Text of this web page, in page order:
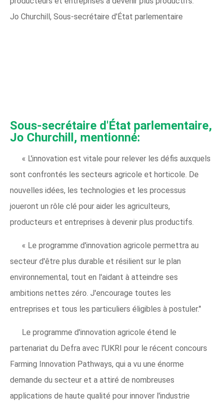
Jo Churchill, Sous-secrétaire d'État parlementaire
Sous-secrétaire d'État parlementaire,
Jo Churchill, mentionné:
« L'innovation est vitale pour relever les défis auxquels
sont confrontés les secteurs agricole et horticole. De
nouvelles idées, les technologies et les processus
joueront un rôle clé pour aider les agriculteurs,
producteurs et entreprises à devenir plus productifs.
« Le programme d'innovation agricole permettra au
secteur d'être plus durable et résilient sur le plan
environnemental, tout en l'aidant à atteindre ses
ambitions nettes zéro. J'encourage toutes les
entreprises et tous les particuliers éligibles à postuler."
Le programme d'innovation agricole étend le
partenariat du Defra avec l'UKRI pour le récent concours
Farming Innovation Pathways, qui a vu une énorme
demande du secteur et a attiré de nombreuses
applications de haute qualité pour innover l'industrie